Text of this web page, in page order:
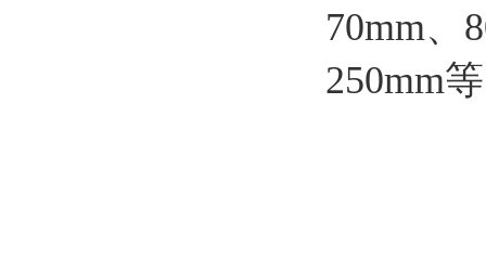
70mm、
250mm